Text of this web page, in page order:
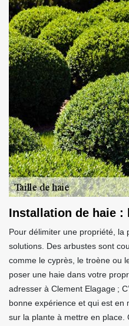
Installation de haie :
Pour délimiter une propriété, la
solutions. Des arbustes sont
comme le cyprès, le troène ou
poser une haie dans votre
adresser à Clement Elagage ;
bonne expérience et qui est en
sur la plante à mettre en place.